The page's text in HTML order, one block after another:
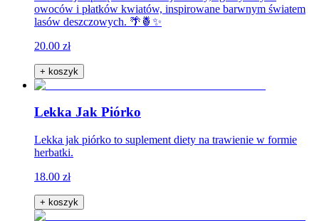
owoców i płatków kwiatów, inspirowane barwnym światem
lasów deszczowych. 🌴🍍✨
20.00 zł
+ koszyk
Lekka Jak Piórko
Lekka jak piórko to suplement diety na trawienie w formie
herbatki.
18.00 zł
+ koszyk